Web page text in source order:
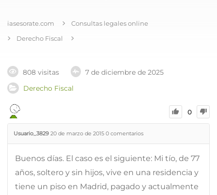
iasesorate.com
Consultas legales online
Derecho Fiscal
808 visitas
7 de diciembre de 2025
Derecho Fiscal
0
Usuario_3829 20 de marzo de 2015 0 comentarios
Buenos días. El caso es el siguiente: Mi tío, de 77
años, soltero y sin hijos, vive en una residencia y
tiene un piso en Madrid, pagado y actualmente